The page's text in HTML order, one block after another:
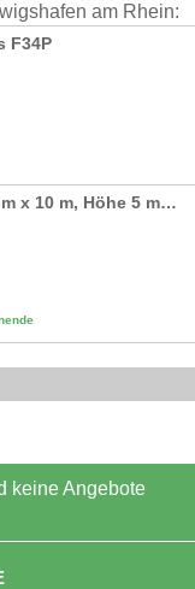
am Rhein:
F34P
Traversensystem: 10 m x 10 m, Höhe 5 m Messestand
keine Angebote